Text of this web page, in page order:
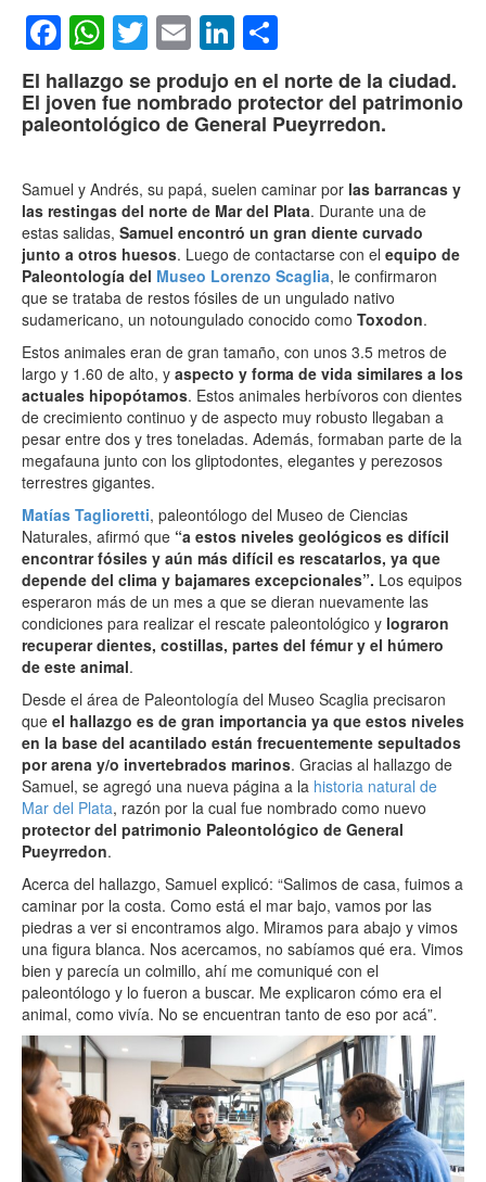
Facebook
WhatsApp
Twitter
EmailLinkedIn
El hallazgo se produjo en el norte de la ciudad.
El joven fue nombrado protector del patrimonio
paleontológico de General Pueyrredon.
Samuel y Andrés, su papá, suelen caminar por las barrancas y
las restingas del norte de Mar del Plata. Durante una de
estas salidas, Samuel encontró un gran diente curvado
junto a otros huesos. Luego de contactarse con el equipo de
Paleontología del Museo Lorenzo Scaglia, le confirmaron
que se trataba de restos fósiles de un ungulado nativo
sudamericano, un notoungulado conocido como Toxodon.
Estos animales eran de gran tamaño, con unos 3.5 metros de
largo y 1.60 de alto, y aspecto y forma de vida similares a los
actuales hipopótamos. Estos animales herbívoros con dientes
de crecimiento continuo y de aspecto muy robusto llegaban a
pesar entre dos y tres toneladas. Además, formaban parte de la
megafauna junto con los gliptodontes, elegantes y perezosos
terrestres gigantes.
Matías Taglioretti, paleontólogo del Museo de Ciencias
Naturales, afirmó que “a estos niveles geológicos es difícil
encontrar fósiles y aún más difícil es rescatarlos, ya que
depende del clima y bajamares excepcionales”. Los equipos
esperaron más de un mes a que se dieran nuevamente las
condiciones para realizar el rescate paleontológico y lograron
recuperar dientes, costillas, partes del fémur y el húmero
de este animal.
Desde el área de Paleontología del Museo Scaglia precisaron
que el hallazgo es de gran importancia ya que estos niveles
en la base del acantilado están frecuentemente sepultados
por arena y/o invertebrados marinos. Gracias al hallazgo de
Samuel, se agregó una nueva página a la historia natural de
Mar del Plata, razón por la cual fue nombrado como nuevo
protector del patrimonio Paleontológico de General
Pueyrredon.
Acerca del hallazgo, Samuel explicó: “Salimos de casa, fuimos a
caminar por la costa. Como está el mar bajo, vamos por las
piedras a ver si encontramos algo. Miramos para abajo y vimos
una figura blanca. Nos acercamos, no sabíamos qué era. Vimos
bien y parecía un colmillo, ahí me comuniqué con el
paleontólogo y lo fueron a buscar. Me explicaron cómo era el
animal, como vivía. No se encuentran tanto de eso por acá”.